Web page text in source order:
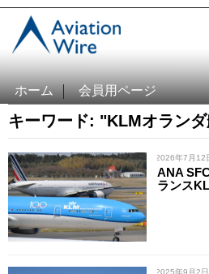
ホーム 会員用ページ
キーワード: "KLMオラン
/ 2026年7月
ANA
ランス